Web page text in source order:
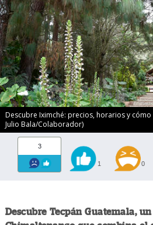
Descubre Iximché: precios, horarios y
Julio Bala/Colaborador)
3
1 0
Descubre Tecpán Guatemala,